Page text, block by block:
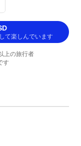
て楽しんでいます
上の旅行者
す